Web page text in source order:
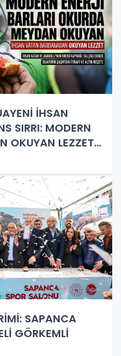
İHSAN
SIRRI: MODERN
OKUYAN LEZZET
SAPANCA
GÖRKEMLİ